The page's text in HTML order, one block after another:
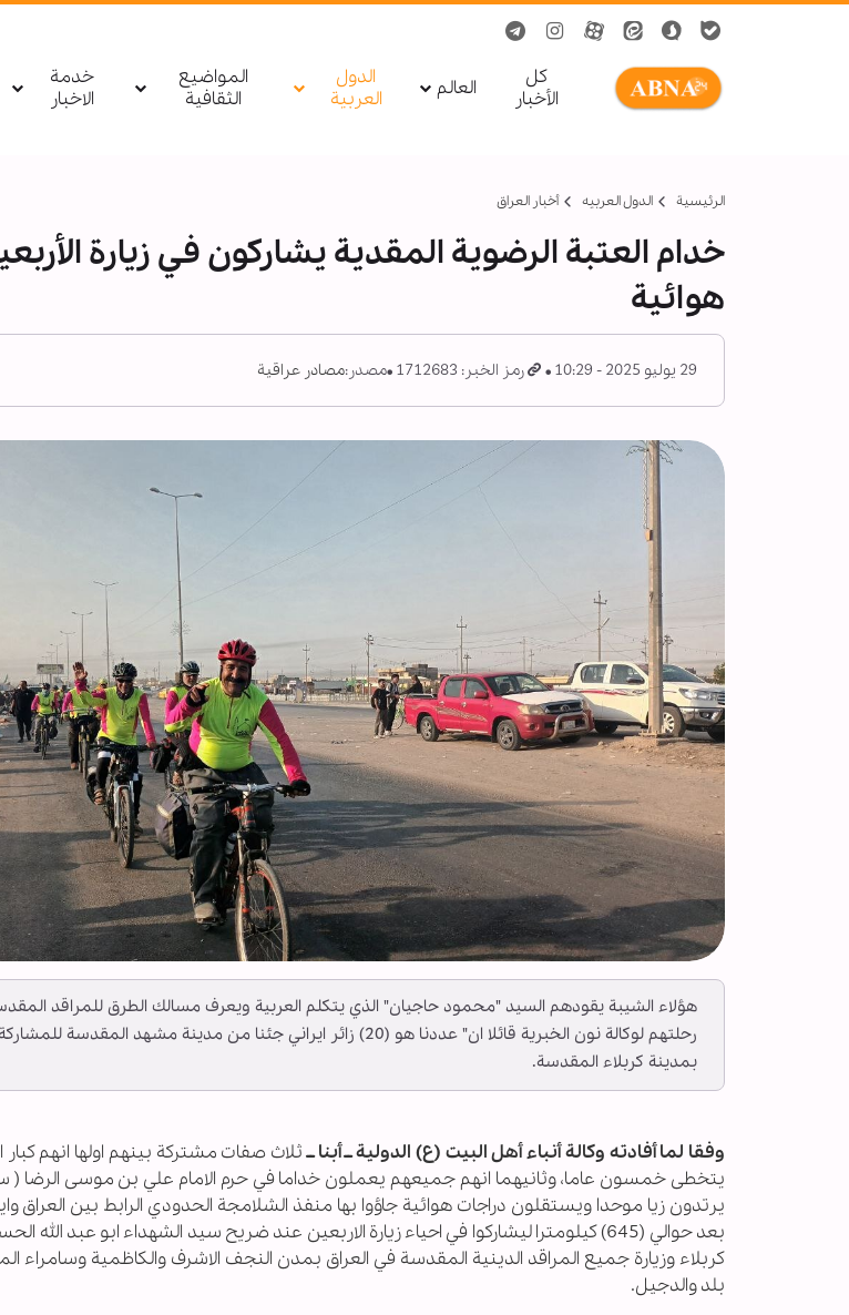
کل
الأخبار
العالم
الدول
العربیة
المواضيع
الثقافية
خدمة
الاخبار
الرئيسية الدول العربیه أخبار العراق
خدام العتبة الرضوية المقدية يشاركون في زيارة
هوائية
29 يوليو 2025 - 10:29 رمز الخبر: 1712683 مصدر:مصادر عراقية
هؤلاء الشيبة يقودهم السيد "محمود حاجيان" الذي يتكلم العربية ويعرف مسالك الطرق للمراقد
رحلتهم لوكالة نون الخبرية قائلا ان" عددنا هو (20) زائر ايراني جئنا من مدينة مشهد
بمدينة كربلاء المقدسة.
وفقا لما أفادته وكالة أنباء أهل البيت (ع) الدولية ــ أبنا ــثلاث صفات مشتركة بينهم اولها انهم
يتخطى خمسون عاما، وثانيهما انهم جميعهم يعملون خداما في حرم الامام علي بن موسى الرضا (
يرتدون زيا موحدا ويستقلون دراجات هوائية جاؤوا بها منفذ الشلامجة الحدودي الرابط بين العراق
بعد حوالي (645) كيلومترا ليشاركوا في احياء زيارة الاربعين عند ضريح سيد الشهداء ابو عبد
كربلاء وزيارة جميع المراقد الدينية المقدسة في العراق بمدن النجف الاشرف والكاظمية وسامراء
بلد والدجيل.
مصدر